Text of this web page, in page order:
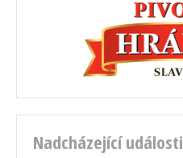
Nadcházející události